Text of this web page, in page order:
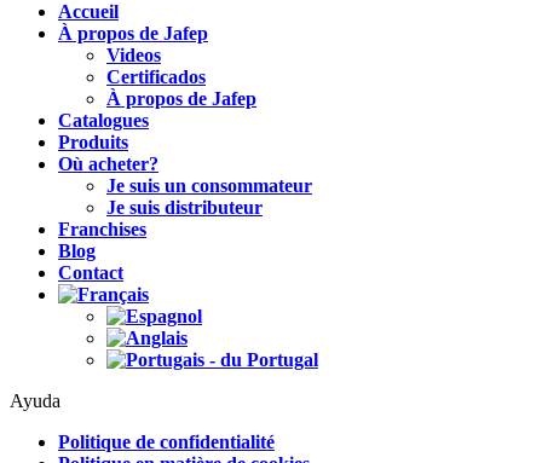
Accueil
À propos de Jafep
Videos
Certificados
À propos de Jafep
Catalogues
Produits
Où acheter?
Je suis un consommateur
Je suis distributeur
Franchises
Blog
Contact
Ayuda
Politique de confidentialité